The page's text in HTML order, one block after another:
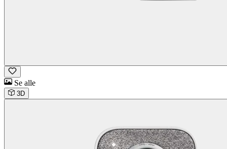
Se alle
3D